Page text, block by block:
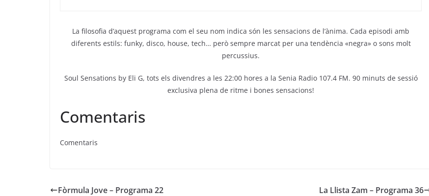
La filosofia d’aquest programa com el seu nom indica són les sensacions de l’ànima. Cada episodi amb
diferents estils: funky, disco, house, tech… però sempre marcat per una tendència «negra» o sons molt
percussius.
Soul Sensations by Eli G, tots els divendres a les 22:00 hores a la Senia Radio 107.4 FM. 90 minuts de sessió
exclusiva plena de ritme i bones sensacions!
Comentaris
Comentaris
Fòrmula Jove – Programa 22 La Llista Zam – Programa 36